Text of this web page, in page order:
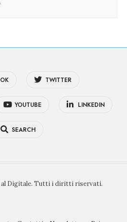
TWITTER
YOUTUBE LINKEDIN
SEARCH
Digitale. Tutti i diritti riservati.